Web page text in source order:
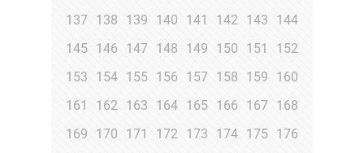
137
138 139 140 141 142 143
144
145
146 147 148 149 150 151
152
153
154 155 156 157 158 159
160
161
162 163 164 165 166 167
168
169
170 171 172 173 174 175
176